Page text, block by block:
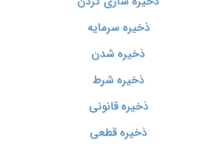
ذخیره سرمایه
ذخیره شدن
ذخیره شرط
ذخیره قانونی
ذخیره قطعی